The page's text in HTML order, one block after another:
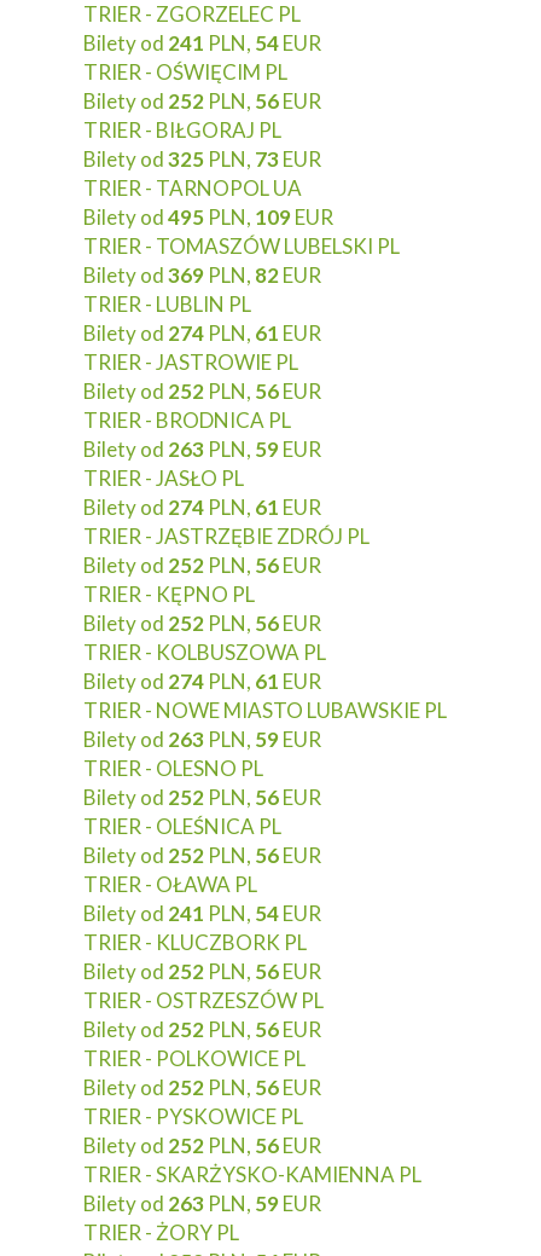
TRIER - ZGORZELEC PL
Bilety od 241 PLN, 54EUR
TRIER - OŚWIĘCIM PL
Bilety od 252 PLN, 56EUR
TRIER - BIŁGORAJ PL
Bilety od325 PLN, 73EUR
TRIER - TARNOPOL UA
Bilety od495 PLN, 109EUR
TRIER - TOMASZÓW LUBELSKI PL
Bilety od369 PLN, 82EUR
TRIER - LUBLIN PL
Bilety od 274 PLN, 61 EUR
TRIER - JASTROWIE PL
Bilety od 252 PLN, 56EUR
TRIER - BRODNICA PL
Bilety od 263 PLN, 59EUR
TRIER - JASŁO PL
Bilety od 274 PLN, 61 EUR
TRIER - JASTRZĘBIE ZDRÓJ PL
Bilety od 252 PLN, 56EUR
TRIER - KĘPNO PL
Bilety od 252 PLN, 56EUR
TRIER - KOLBUSZOWA PL
Bilety od 274 PLN, 61 EUR
TRIER - NOWE MIASTO LUBAWSKIE PL
Bilety od 263 PLN, 59EUR
TRIER - OLESNO PL
Bilety od 252 PLN, 56EUR
TRIER - OLEŚNICA PL
Bilety od 252 PLN, 56EUR
TRIER - OŁAWA PL
Bilety od 241 PLN, 54EUR
TRIER - KLUCZBORK PL
Bilety od 252 PLN, 56EUR
TRIER - OSTRZESZÓW PL
Bilety od 252 PLN, 56EUR
TRIER - POLKOWICE PL
Bilety od 252 PLN, 56EUR
TRIER - PYSKOWICE PL
Bilety od 252 PLN, 56EUR
TRIER - SKARŻYSKO-KAMIENNA PL
Bilety od 263 PLN, 59EUR
TRIER - ŻORY PL